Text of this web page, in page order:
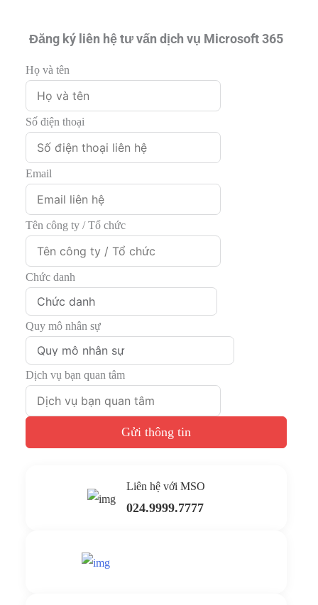
Đăng ký liên hệ tư vấn dịch vụ Microsoft 365
Họ và tên
Số điện thoại
Email
Tên công ty / Tổ chức
Chức danh
Quy mô nhân sự
Dịch vụ bạn quan tâm
Gửi thông tin
Liên hệ với MSO
024.9999.7777